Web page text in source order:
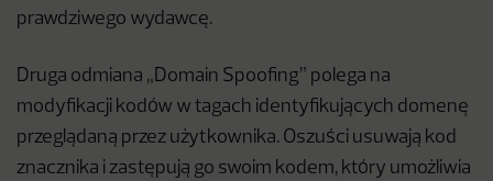
prawdziwego wydawcę.
Druga odmiana „Domain Spoofing” polega na
modyfikacji kodów w tagach identyfikujących domenę
przeglądaną przez użytkownika. Oszuści usuwają kod
znacznika i zastępują go swoim kodem, który umożliwia